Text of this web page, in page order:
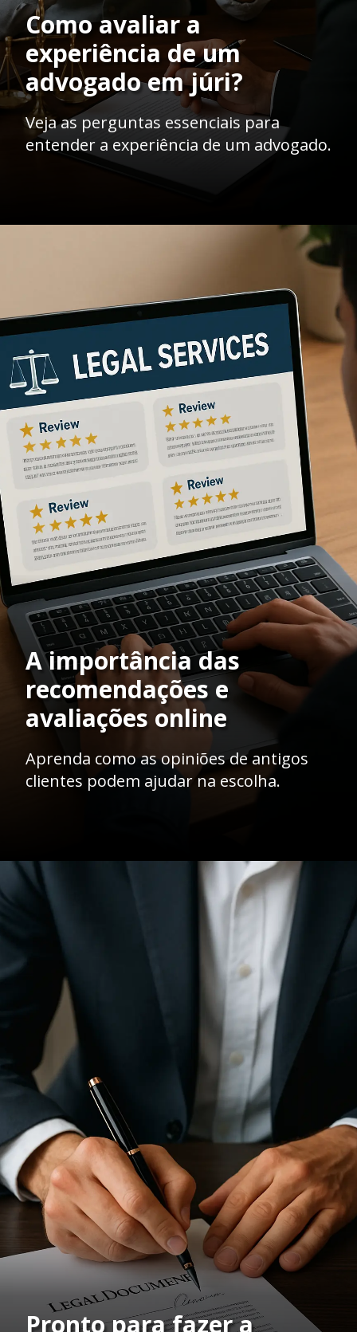
Como avaliar a
experiência de um
advogado em júri?
Veja as perguntas essenciais para
entender a experiência de um advogado.
A importância das
recomendações e
avaliações online
Aprenda como as opiniões de antigos
clientes podem ajudar na escolha.
Opening
Pronto para fazer a